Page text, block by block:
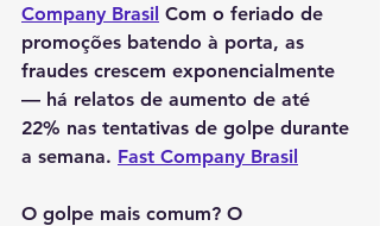
Company Brasil Com o feriado de
promoções batendo à porta, as
fraudes crescem exponencialmente
— há relatos de aumento de até
22% nas tentativas de golpe durante
a semana. Fast Company Brasil
O golpe mais comum? O